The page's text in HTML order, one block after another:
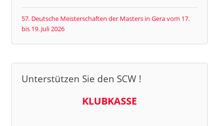
57. Deutsche Meisterschaften der Masters in Gera vom 17.
bis 19. Juli 2026
Unterstützen Sie den SCW !
KLUBKASSE